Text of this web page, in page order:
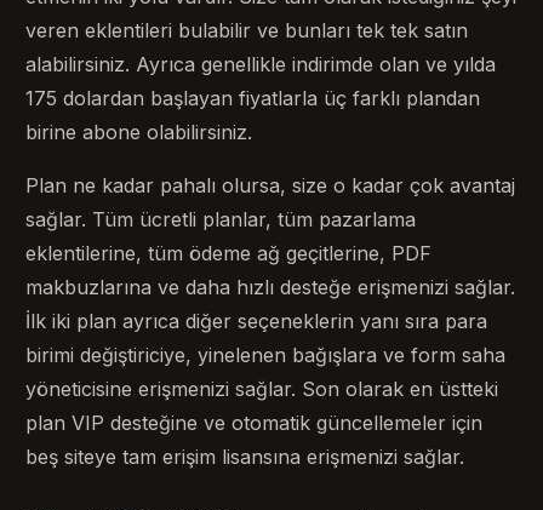
veren eklentileri bulabilir ve bunları tek tek satın
alabilirsiniz. Ayrıca genellikle indirimde olan ve yılda
175 dolardan başlayan fiyatlarla üç farklı plandan
birine abone olabilirsiniz.
Plan ne kadar pahalı olursa, size o kadar çok avantaj
sağlar. Tüm ücretli planlar, tüm pazarlama
eklentilerine, tüm ödeme ağ geçitlerine, PDF
makbuzlarına ve daha hızlı desteğe erişmenizi sağlar.
İlk iki plan ayrıca diğer seçeneklerin yanı sıra para
birimi değiştiriciye, yinelenen bağışlara ve form saha
yöneticisine erişmenizi sağlar. Son olarak en üstteki
plan VIP desteğine ve otomatik güncellemeler için
beş siteye tam erişim lisansına erişmenizi sağlar.